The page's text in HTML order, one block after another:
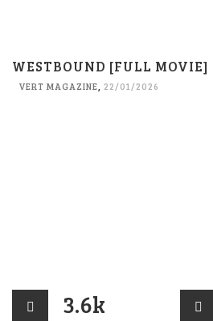
WESTBOUND [FULL MOVIE]
VERT MAGAZINE, 22/01/2026
3.6k